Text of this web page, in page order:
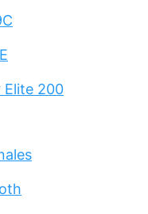
Elite 200